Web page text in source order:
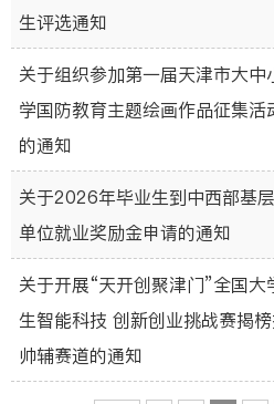
生评选通知
关于组织参加第一届天津市大中
学国防教育主题绘画作品征集活
的通知
关于2026年毕业生到中西部基层
单位就业奖励金申请的通知
关于开展“天开创聚津门”全国大
生智能科技 创新创业挑战赛揭
帅辅赛道的通知